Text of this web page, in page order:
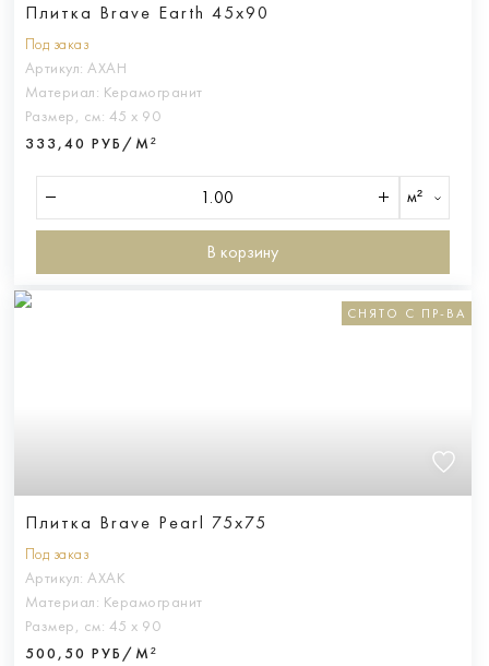
Плитка Brave Earth 45x90
Под заказ
Артикул: AXAH
Материал: Керамогранит
Размер, см: 45 х 90
333,40 РУБ/М²
м²
В корзину
СНЯТО С ПР-ВА
Плитка Brave Pearl 75x75
Под заказ
Артикул: AXAK
Материал: Керамогранит
Размер, см: 45 х 90
500,50 РУБ/М²